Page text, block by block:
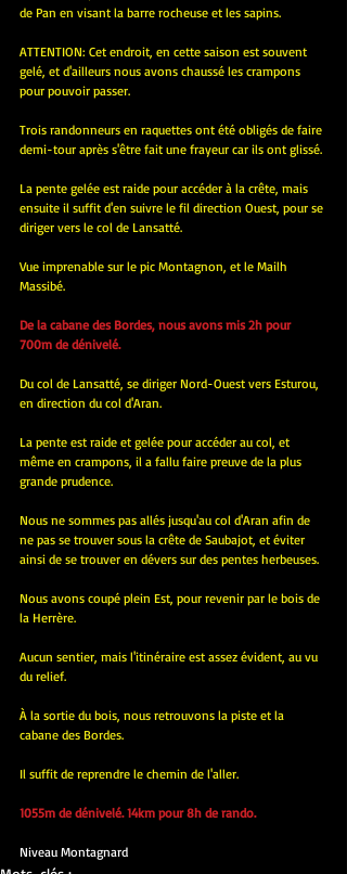
de Pan en visant la barre rocheuse et les sapins.
ATTENTION: Cet endroit, en cette saison est souvent
gelé, et d'ailleurs nous avons chaussé les crampons
pour pouvoir passer.
Trois randonneurs en raquettes ont été obligés de faire
demi-tour après s'être fait une frayeur car ils ont glissé.
La pente gelée est raide pour accéder à la crête, mais
ensuite il suffit d'en suivre le fil direction Ouest, pour se
diriger vers le col de Lansatté.
Vue imprenable sur le pic Montagnon, et le Mailh
Massibé.
De la cabane des Bordes, nous avons mis 2h pour
700m de dénivelé.
Du col de Lansatté, se diriger Nord-Ouest vers Esturou,
en direction du col d'Aran.
La pente est raide et gelée pour accéder au col, et
même en crampons, il a fallu faire preuve de la plus
grande prudence.
Nous ne sommes pas allés jusqu'au col d'Aran afin de
ne pas se trouver sous la crête de Saubajot, et éviter
ainsi de se trouver en dévers sur des pentes herbeuses.
Nous avons coupé plein Est, pour revenir par le bois de
la Herrère.
Aucun sentier, mais l'itinéraire est assez évident, au vu
du relief.
À la sortie du bois, nous retrouvons la piste et la
cabane des Bordes.
Il suffit de reprendre le chemin de l'aller.
1055m de dénivelé. 14km pour 8h de rando.
Niveau Montagnard